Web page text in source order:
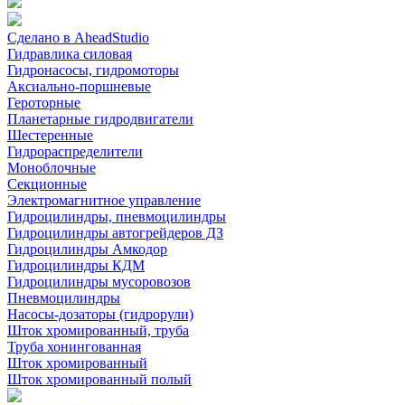
Сделано в AheadStudio
Гидравлика силовая
Гидронасосы, гидромоторы
Аксиально-поршневые
Героторные
Планетарные гидродвигатели
Шестеренные
Гидрораспределители
Моноблочные
Секционные
Электромагнитное управление
Гидроцилиндры, пневмоцилиндры
Гидроцилиндры автогрейдеров ДЗ
Гидроцилиндры Амкодор
Гидроцилиндры КДМ
Гидроцилиндры мусоровозов
Пневмоцилиндры
Насосы-дозаторы (гидрорули)
Шток хромированный, труба
Труба хонингованная
Шток хромированный
Шток хромированный полый